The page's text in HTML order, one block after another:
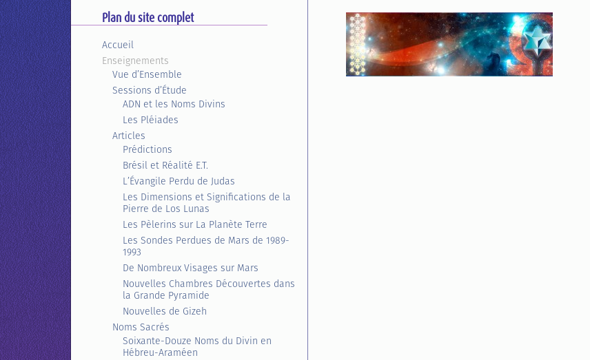
Plan du site complet
Accueil
Enseignements
Vue d’Ensemble
Sessions d’Étude
ADN et les Noms Divins
Les Pléiades
Articles
Prédictions
Brésil et Réalité E.T.
L’Évangile Perdu de Judas
Les Dimensions et Significations de la
Pierre de Los Lunas
Les Pèlerins sur La Planète Terre
Les Sondes Perdues de Mars de 1989-
1993
De Nombreux Visages sur Mars
Nouvelles Chambres Découvertes dans
la Grande Pyramide
Nouvelles de Gizeh
Noms Sacrés
Soixante-Douze Noms du Divin en
Hébreu-Araméen